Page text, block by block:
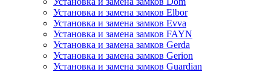
Установка и замена замков Elbor
Установка и замена замков Evva
Установка и замена замков FAYN
Установка и замена замков Gerda
Установка и замена замков Gerion
Установка и замена замков Guardian